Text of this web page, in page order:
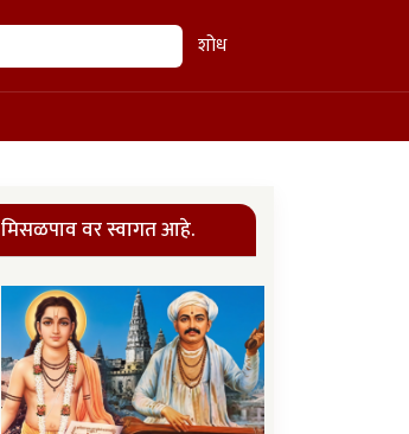
शोध
मिसळपाव वर स्वागत आहे.